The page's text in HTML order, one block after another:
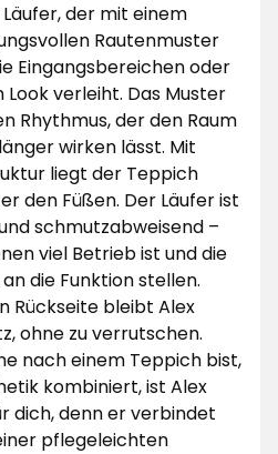
der mit einem
Rautenmuster
Eingangsbereichen oder
Look verleiht. Das Muster
Rhythmus, der den Raum
wirken lässt. Mit
liegt der Teppich
den Füßen. Der Läufer ist
schmutzabweisend –
viel Betrieb ist und die
die Funktion stellen.
Rückseite bleibt Alex
ohne zu verrutschen.
nach einem Teppich bist,
kombiniert, ist Alex
dich, denn er verbindet
pflegeleichten